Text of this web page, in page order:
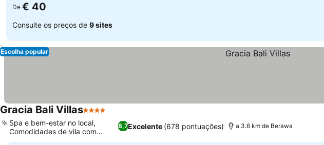
De € 40
Consulte os preços de 9 sites
Escolha popular
Gracia Bali Villas4 Estrelas
8,7Excelente (678 pontuações)
Spa e bem-estar no local,
Comodidades de vila com
cozinha
a 3.6 km de Berawa